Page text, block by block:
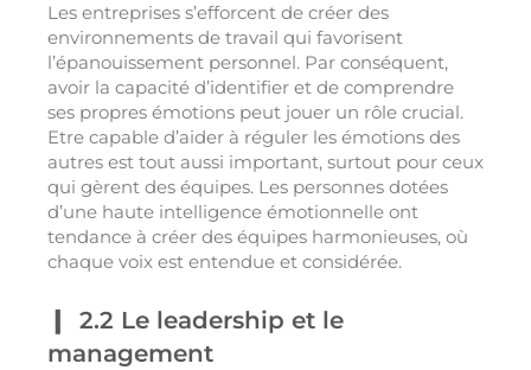
Les entreprises s’efforcent de créer des
environnements de travail qui favorisent
l’épanouissement personnel. Par conséquent,
avoir la capacité d’identifier et de comprendre
ses propres émotions peut jouer un rôle crucial.
Etre capable d’aider à réguler les émotions des
autres est tout aussi important, surtout pour ceux
qui gèrent des équipes. Les personnes dotées
d’une haute intelligence émotionnelle ont
tendance à créer des équipes harmonieuses, où
chaque voix est entendue et considérée.
2.2 Le leadership et le
management